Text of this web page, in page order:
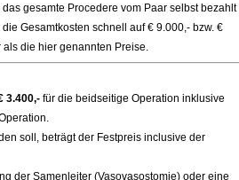
gesamte Procedere vom Paar selbst bezahlt
Gesamtkosten schnell auf € 9.000,- bzw. €
die hier genannten Preise.
3.400,- für die beidseitige Operation inklusive
soll, beträgt der Festpreis inclusive der
der Samenleiter (Vasovasostomie) oder eine